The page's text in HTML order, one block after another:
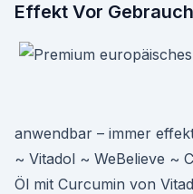
Effekt Vor
anwendbar – immer
~ Vitadol ~ WeBelieve ~
Öl mit Curcumin von